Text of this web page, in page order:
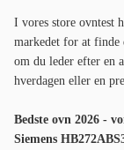
I vores store ovntest
markedet for at finde
om du leder efter en
hverdagen eller en
Bedste ovn 2026 -
Siemens